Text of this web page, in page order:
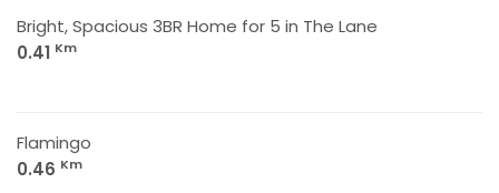
Bright, Spacious 3BR Home for 5 in The Lane
0.41 Km
Flamingo
0.46 Km